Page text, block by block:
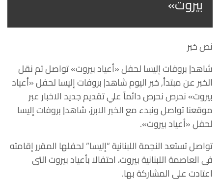
نص خبر
شاهد| بروفات إليسا لحفل «أعياد بيروت» تواصل تم نقل
الخبر عن مبتدأ, خبر اليوم شاهد| بروفات إليسا لحفل «أعياد
بيروت» نحرص نحرص دائمآ علي تقديم جديد الاخبار عبر
موقعنا تواصل ونبدء مع الخبر الابرز، شاهد| بروفات إليسا
لحفل «أعياد بيروت».
تواصل تستعد النجمة اللبنانية “إليسا” لحفلها المقرر إقامته
فى العاصمة اللبنانية بيروت، احتفالا بأعياد بيروت التى
اعتادت على المشاركة بها.